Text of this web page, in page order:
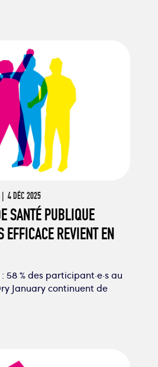
| 4 DÉC 2025
SANTÉ PUBLIQUE
REVIENT EN
58 % des participant·e·s au
January continuent de